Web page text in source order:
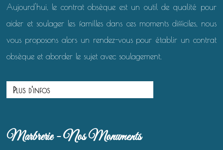
Aujourd'hui, le contrat obsèque est un outil de qualité pour
aider et soulager les familles dans ces moments difficiles, nous
vous proposons alors un rendez-vous pour établir un contrat
obsèque et aborder le sujet avec soulagement.
Plus d'infos
Marbrerie - Nos Monuments